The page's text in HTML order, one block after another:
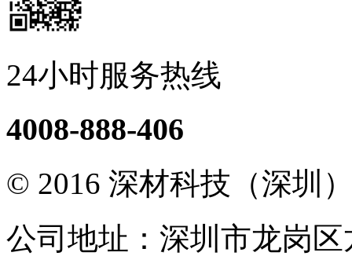
24小时服务热线
4008-888-406
© 2016 深材科技（深圳
公司地址：深圳市龙岗